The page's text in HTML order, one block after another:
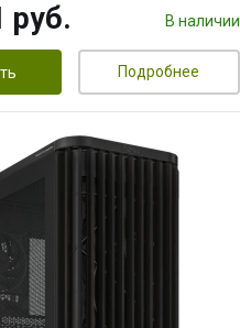
SSD)
руб. В наличии
Подробнее